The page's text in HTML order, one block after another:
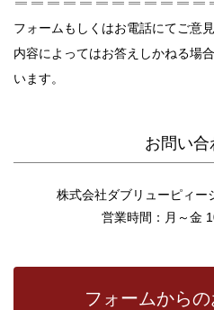
フォームもしくはお電話にてご意
内容によってはお答えしかねる場
います。
お問い合
株式会社ダブリューピィ
営業時間：月～金
フォームから